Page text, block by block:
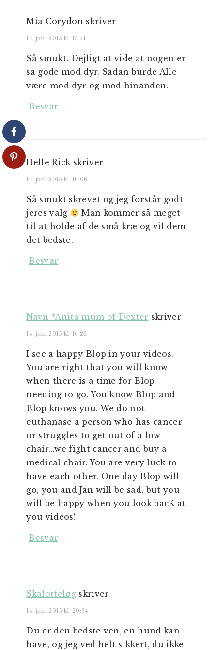
Mia Corydon skriver
14. juni 2015 kl. 15:41
Så smukt. Dejligt at vide at nogen er
så gode mod dyr. Sådan burde Alle
være mod dyr og mod hinanden.
Besvar
Helle Rick skriver
14. juni 2015 kl. 16:06
Så smukt skrevet og jeg forstår godt
jeres valg
Man kommer så meget
til at holde af de små kræ og vil dem
det bedste.
Besvar
Navn *Anita mum of Dexter skriver
14. juni 2015 kl. 16:26
I see a happy Blop in your videos.
You are right that you will know
when there is a time for Blop
needing to go. You know Blop and
Blop knows you. We do not
euthanase a person who has cancer
or struggles to get out of a low
chair…we fight cancer and buy a
medical chair. You are very luck to
have each other. One day Blop will
go, you and Jan will be sad, but you
will be happy when you look bacK at
you videos!
Besvar
Skalotteløg skriver
14. juni 2015 kl. 20:54
Du er den bedste ven, en hund kan
have, og jeg ved helt sikkert, du ikke